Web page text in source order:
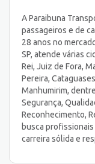
A Paraibuna
passageiros e de
28 anos no
SP, atende várias
Rei, Juiz de Fora,
Pereira,
Manhumirim,
Segurança,
Reconhecimento,
busca
carreira sólida e